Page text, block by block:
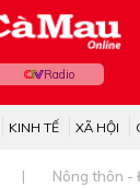
Radio
KINH TẾ XÃ HỘI
Nông thôn -